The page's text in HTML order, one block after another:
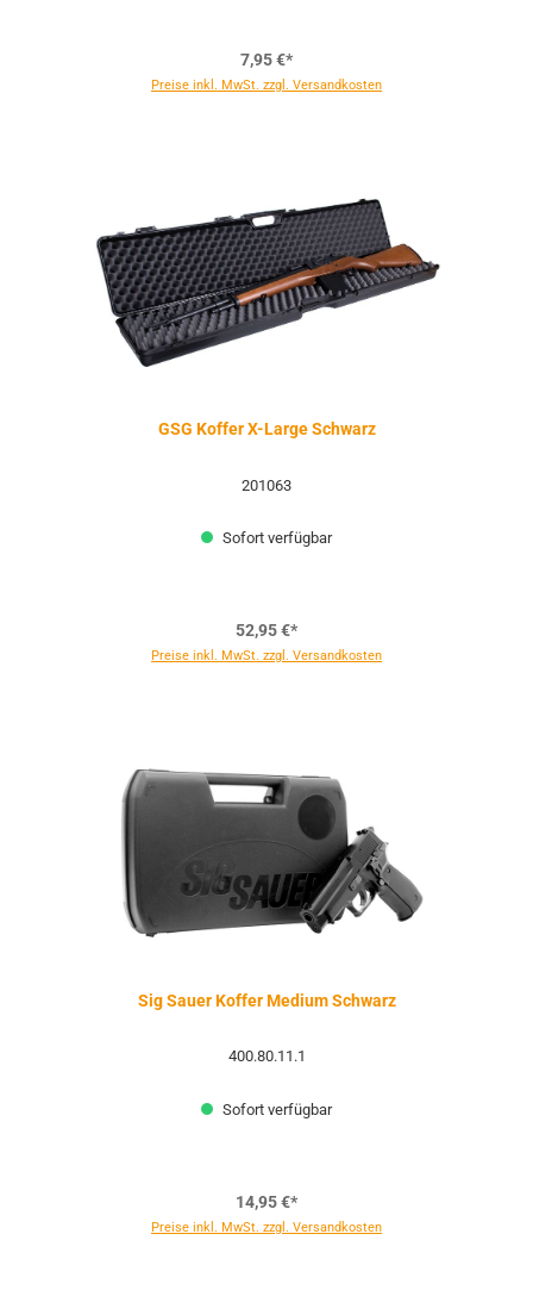
7,95 €*
Preise inkl. MwSt. zzgl. Versandkosten
GSG Koffer X-Large Schwarz
201063
Sofort verfügbar
52,95 €*
Preise inkl. MwSt. zzgl. Versandkosten
Sig Sauer Koffer Medium Schwarz
400.80.11.1
Sofort verfügbar
14,95 €*
Preise inkl. MwSt. zzgl. Versandkosten